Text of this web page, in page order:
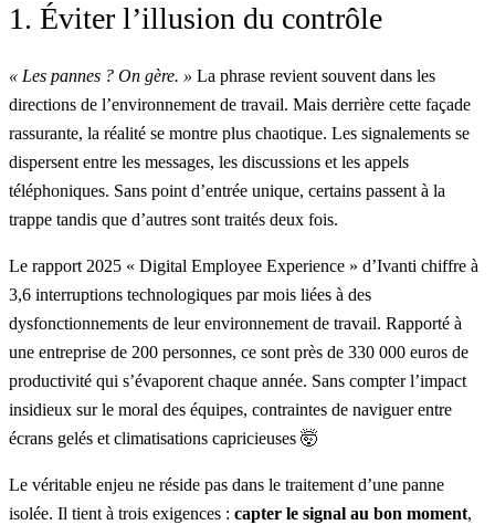
1. Éviter l’illusion du contrôle
« Les pannes ? On gère. » La phrase revient souvent dans les
directions de l’environnement de travail. Mais derrière cette façade
rassurante, la réalité se montre plus chaotique. Les signalements se
dispersent entre les messages, les discussions et les appels
téléphoniques. Sans point d’entrée unique, certains passent à la
trappe tandis que d’autres sont traités deux fois.
Le rapport 2025 « Digital Employee Experience » d’Ivanti chiffre à
3,6 interruptions technologiques par mois liées à des
dysfonctionnements de leur environnement de travail. Rapporté à
une entreprise de 200 personnes, ce sont près de 330 000 euros de
productivité qui s’évaporent chaque année. Sans compter l’impact
insidieux sur le moral des équipes, contraintes de naviguer entre
écrans gelés et climatisations capricieuses 🤯
Le véritable enjeu ne réside pas dans le traitement d’une panne
isolée. Il tient à trois exigences : capter le signal au bon moment,